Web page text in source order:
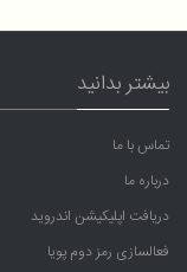
بیشتر بدانید
تماس با ما
درباره ما
دریافت اپلیکیشن اندروید
فعالسازی رمز دوم پویا